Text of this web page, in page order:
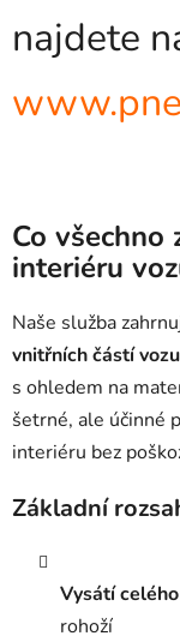
najdete
Co všechno
interiéru
Naše služba
vnitřních částí vozu
s ohledem na
šetrné, ale účinné
interiéru bez
Základní
Vysátí
rohoží